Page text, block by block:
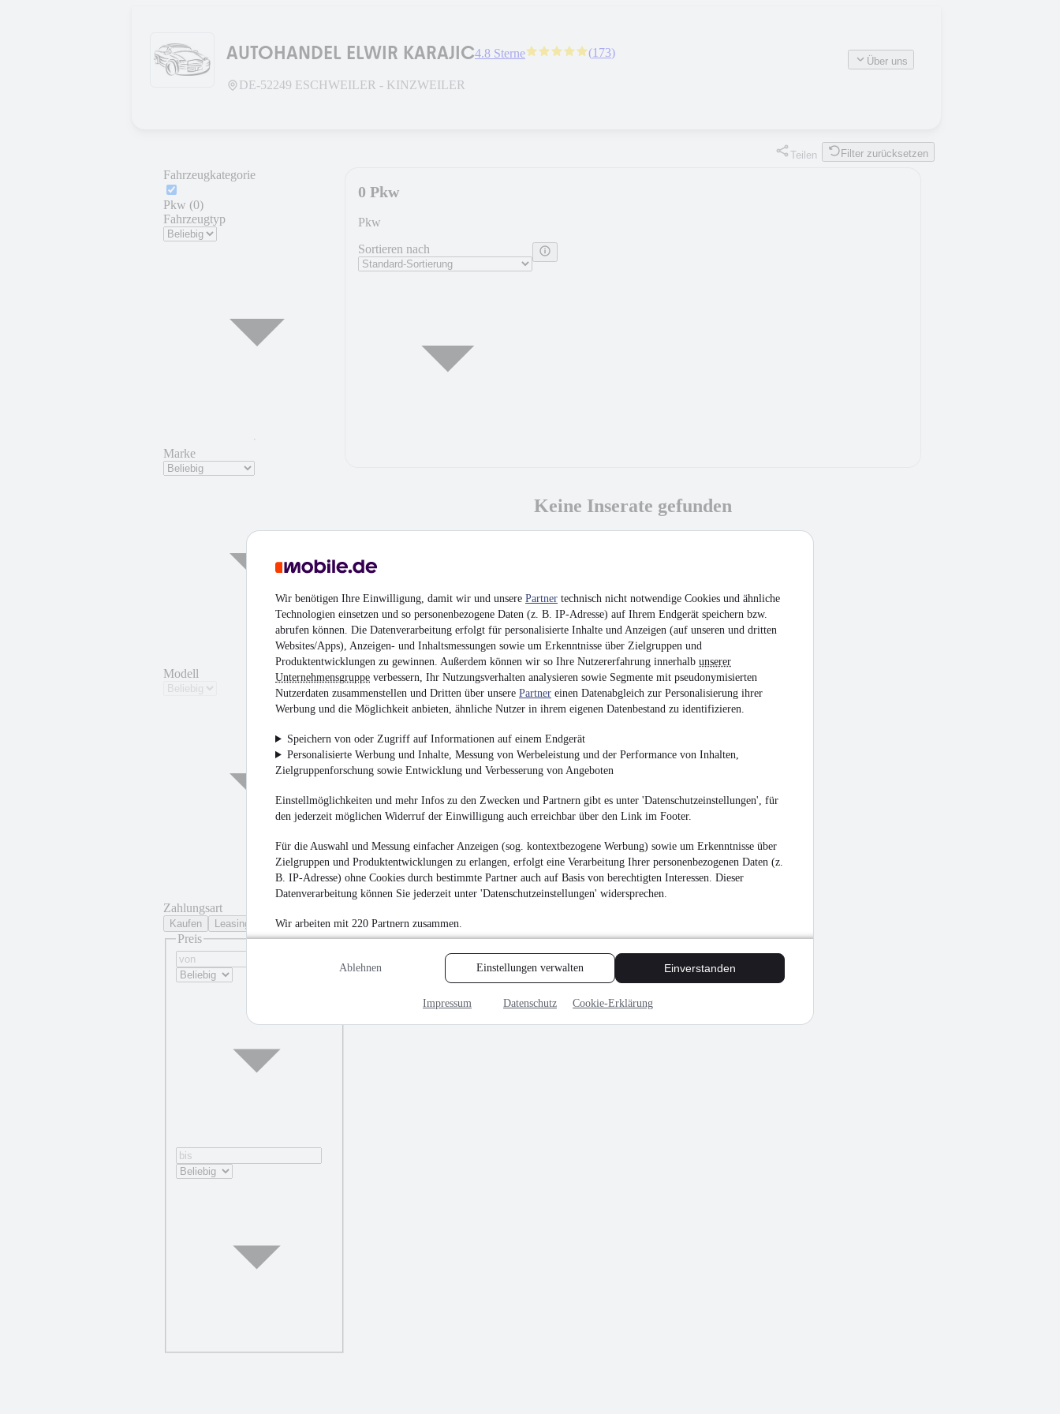
Wir benötigen Ihre Einwilligung, damit wir und unsere Partner technisch nicht notwendige Cookies und ähnliche
Technologien einsetzen und so personenbezogene Daten (z. B. IP-Adresse) auf Ihrem Endgerät speichern bzw.
abrufen können. Die Datenverarbeitung erfolgt für personalisierte Inhalte und Anzeigen (auf unseren und dritten
Websites/Apps), Anzeigen- und Inhaltsmessungen sowie um Erkenntnisse über Zielgruppen und
Produktentwicklungen zu gewinnen. Außerdem können wir so Ihre Nutzererfahrung innerhalb unserer
Unternehmensgruppe verbessern, Ihr Nutzungsverhalten analysieren sowie Segmente mit pseudonymisierten
Nutzerdaten zusammenstellen und Dritten über unsere Partner einen Datenabgleich zur Personalisierung ihrer
Werbung und die Möglichkeit anbieten, ähnliche Nutzer in ihrem eigenen Datenbestand zu identifizieren.
Speichern von oder Zugriff auf Informationen auf einem Endgerät
Personalisierte Werbung und Inhalte, Messung von Werbeleistung und der Performance von Inhalten,
Zielgruppenforschung sowie Entwicklung und Verbesserung von Angeboten
Einstellmöglichkeiten und mehr Infos zu den Zwecken und Partnern gibt es unter 'Datenschutzeinstellungen', für
den jederzeit möglichen Widerruf der Einwilligung auch erreichbar über den Link im Footer.
Für die Auswahl und Messung einfacher Anzeigen (sog. kontextbezogene Werbung) sowie um Erkenntnisse über
Zielgruppen und Produktentwicklungen zu erlangen, erfolgt eine Verarbeitung Ihrer personenbezogenen Daten (z.
B. IP-Adresse) ohne Cookies durch bestimmte Partner auch auf Basis von berechtigten Interessen. Dieser
Datenverarbeitung können Sie jederzeit unter 'Datenschutzeinstellungen' widersprechen.
Wir arbeiten mit 220 Partnern zusammen.
Ablehnen Einstellungen verwalten Einverstanden
Impressum Datenschutz Cookie-Erklärung
AUTOHANDEL ELWIR KARAJIC4.8 Sterne (173)
DE-52249 ESCHWEILER - KINZWEILER
Über uns
Teilen Filter zurücksetzen
Fahrzeugkategorie
Pkw (0)
Fahrzeugtyp
Marke
Modell
Zahlungsart
Kaufen Leasing
Preis
0 Pkw
Pkw
Sortieren nach
Keine Inserate gefunden